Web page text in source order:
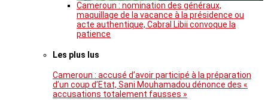
Cameroun : nomination des généraux,
maquillage de la vacance à la présidence ou
acte authentique, Cabral Libii convoque la
patience
Les plus lus
Cameroun : accusé d’avoir participé à la préparation
d’un coup d’Etat, Sani Mouhamadou dénonce des «
accusations totalement fausses »